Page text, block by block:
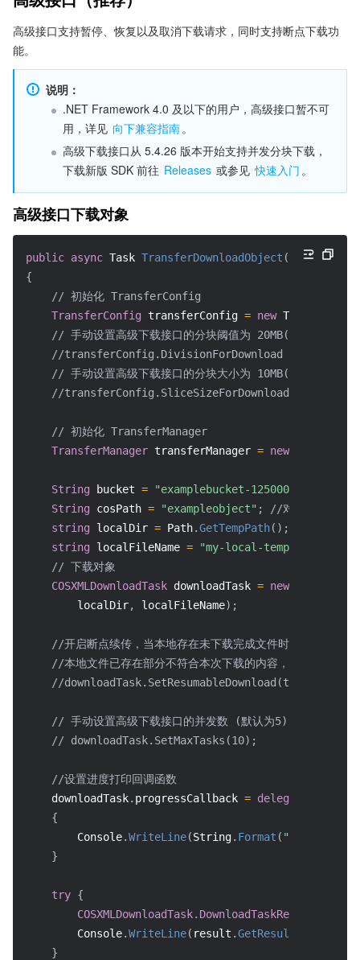
高级接口支持暂停、恢复以及取消下载请求，同时支持断点下载功
能。
说明：
.NET Framework 4.0 及以下的用户，高级接口暂不可
用，详见 向下兼容指南。
高级下载接口从 5.4.26 版本开始支持并发分块下载，
下载新版 SDK 前往 Releases 或参见 快速入门 。
高级接口下载对象
public async Task TransferDownloadObject (
{
// 初始化 TransferConfig
TransferConfig transferConfig = new
// 手动设置高级下载接口的分块阈值为 20MB(默认为
//transferConfig.DivisionForDownload = 20 *
// 手动设置高级下载接口的分块大小为 10MB(默认为5MB),
//transferConfig.SliceSizeForDownload = 10 *
// 初始化 TransferManager
TransferManager transferManager = new
String bucket = "examplebucket-1250000000"
String cosPath = "exampleobject" ;
//对象在存储桶
string localDir = Path.GetTempPath( ) ;
string localFileName = "my-local-temp-file"
// 下载对象
COSXMLDownloadTask downloadTask = new
        localDir
, localFileName) ;
//开启断点续传，当本地存在未下载完成文件时，追加下载到
//本地文件已存在部分不符合本次下载的内容，可能导致下
//downloadTask.SetResumableDownload(true);
// 手动设置高级下载接口的并发数 (默认为5), 从5.4.26版
// downloadTask.SetMaxTasks(10);
//设置进度打印回调函数
    downloadTask
. progressCallback = delegate
{
        Console
.WriteLine(String. Format ( "progress =
}
try {
COSXMLDownloadTask.DownloadTaskResult
        Console
.WriteLine( result .GetResultInfo
}